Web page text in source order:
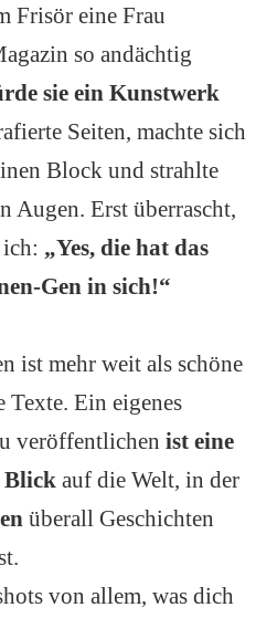
Frisör eine Frau
so andächtig
sie ein Kunstwerk
Seiten, machte sich
Block und strahlte
Augen. Erst überrascht,
„Yes, die hat das
Gen in sich!“
ist mehr weit als schöne
Ein eigenes
veröffentlichen ist eine
Blick auf die Welt, in der
überall Geschichten
von allem, was dich